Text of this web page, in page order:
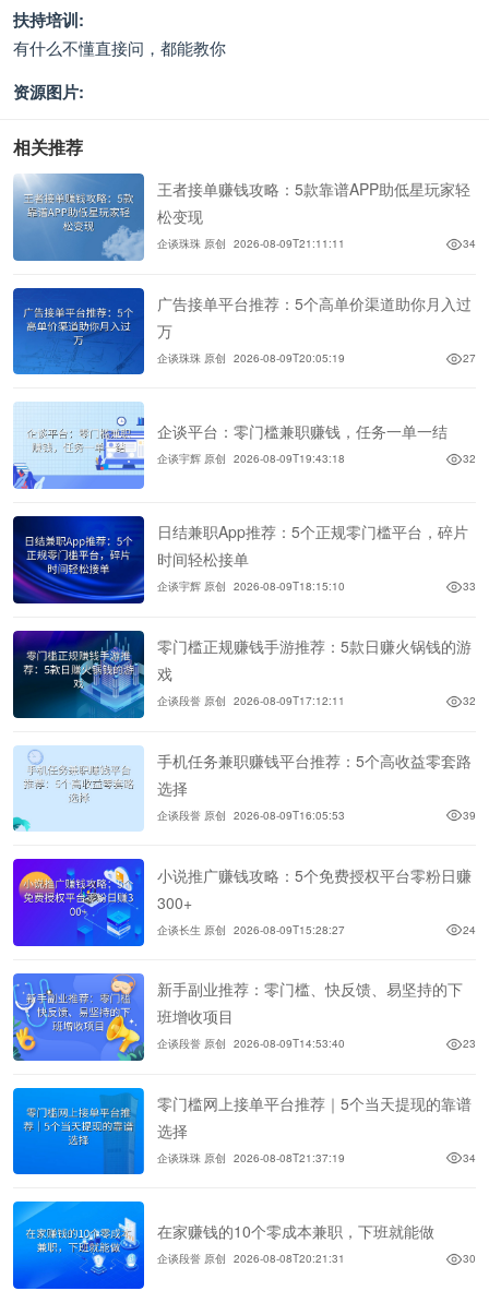
扶持培训:
有什么不懂直接问，都能教你
资源图片:
相关推荐
王者接单赚钱攻略：5款靠谱APP助低星玩家轻
松变现
企谈珠珠 原创 2026-08-09T21:11:11 34
广告接单平台推荐：5个高单价渠道助你月入过
万
企谈珠珠 原创 2026-08-09T20:05:19 27
企谈平台：零门槛兼职赚钱，任务一单一结
企谈宇辉 原创 2026-08-09T19:43:18 32
日结兼职App推荐：5个正规零门槛平台，碎片
时间轻松接单
企谈宇辉 原创 2026-08-09T18:15:10 33
零门槛正规赚钱手游推荐：5款日赚火锅钱的游
戏
企谈段誉 原创 2026-08-09T17:12:11 32
手机任务兼职赚钱平台推荐：5个高收益零套路
选择
企谈段誉 原创 2026-08-09T16:05:53 39
小说推广赚钱攻略：5个免费授权平台零粉日赚
300+
企谈长生 原创 2026-08-09T15:28:27 24
新手副业推荐：零门槛、快反馈、易坚持的下
班增收项目
企谈段誉 原创 2026-08-09T14:53:40 23
零门槛网上接单平台推荐｜5个当天提现的靠谱
选择
企谈珠珠 原创 2026-08-08T21:37:19 34
在家赚钱的10个零成本兼职，下班就能做
企谈段誉 原创 2026-08-08T20:21:31 30